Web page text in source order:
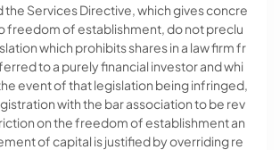
the Services Directive, which gives concre
freedom of establishment, do not preclu
which prohibits shares in a law firm fr
to a purely financial investor and whi
event of that legislation being infringed,
with the bar association to be rev
on the freedom of establishment an
of capital is justified by overriding re